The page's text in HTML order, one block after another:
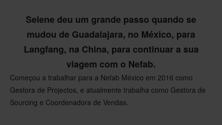
Selene deu um grande passo quando se
mudou de Guadalajara, no México, para
Langfang, na China, para continuar a sua
viagem com o Nefab.
Começou a trabalhar para a Nefab México em 2016 como
Gestora de Projectos, e atualmente trabalha como Gestora de
Sourcing e Coordenadora de Vendas.